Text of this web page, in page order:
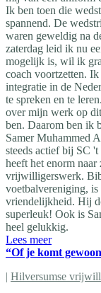
Ik ben toen die
spannend. De
waren geweldig na
zaterdag leid ik nu
mogelijk is, wil ik
coach voortzetten.
integratie in de
te spreken en te
over mijn werk op
ben. Daarom ben ik
Samer Muhammed
steeds actief bij SC
heeft het enorm
vrijwilligerswerk.
voetbalvereniging,
vriendelijkheid. Hij
superleuk! Ook is
heel gelukkig.
Lees meer
“Of je komt
| Hilversumse